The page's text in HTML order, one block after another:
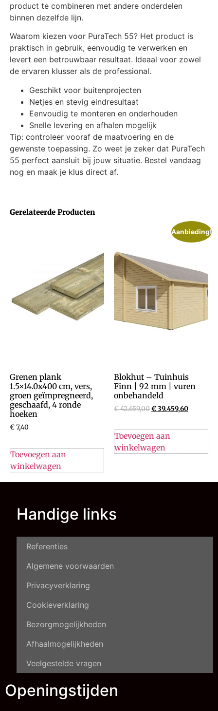
Gerelateerde Producten
Grenen plank
1.5×14.0x400 cm, vers,
groen geïmpregneerd,
geschaafd, 4 ronde
hoeken
€7,40
Toevoegen aan
winkelwagen
Aanbieding!
Blokhut – Tuinhuis
Finn | 92 mm | vuren
onbehandeld
€42.659,00€39.459,60
Toevoegen aan
winkelwagen
product te combineren met andere onderdelen
binnen dezelfde lijn.
Waarom kiezen voor PuraTech 55? Het product is
praktisch in gebruik, eenvoudig te verwerken en
levert een betrouwbaar resultaat. Ideaal voor zowel
de ervaren klusser als de professional.
Geschikt voor buitenprojecten
Netjes en stevig eindresultaat
Eenvoudig te monteren en onderhouden
Snelle levering en afhalen mogelijk
Tip: controleer vooraf de maatvoering en de
gewenste toepassing. Zo weet je zeker dat PuraTech
55 perfect aansluit bij jouw situatie. Bestel vandaag
nog en maak je klus direct af.
Handige links
Referenties
Algemene voorwaarden
Privacyverklaring
Cookieverklaring
Bezorgmogelijkheden
Afhaalmogelijkheden
Veelgestelde vragen
Openingstijden